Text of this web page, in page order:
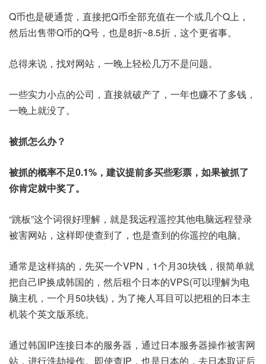
Q币也是硬通货，直接把Q币全部充值在一个或几个Q上，
然后出售带Q币的Q号，也是8折~8.5折，这个更省事。
总得来说，找对网站，一晚上轻松几万不是问题。
一些实力小点的公司，直接就破产了，一年也赚不了多钱，
一晚上就没了。
被抓怎么办？
被抓的概率不足0.1%，建议提前多买些彩票，如果被抓了
你肯定就中奖了。
“跳板”这个词很好理解，就是我远程遥控其他电脑远程登录
被害网站，这样即使查到了，也是查到的你遥控的电脑。
通常是这样搞的，先买一个VPN，1个月30块钱，很简单就
把自己IP换成韩国的，然后租个日本的VPS(可以理解为电
脑主机，一个月50块钱)，为了掩人耳目可以把租的日本主
机装个英文版系统。
通过韩国IP连接日本的服务器，通过日本服务器操作被害网
站，进行洗劫操作。即使查IP，也是日本的，去日本取证后